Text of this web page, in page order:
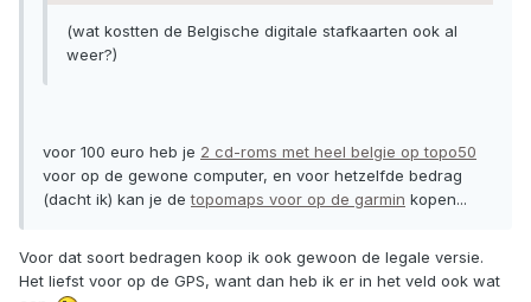
(wat kostten de Belgische digitale stafkaarten ook al
weer?)
voor 100 euro heb je 2 cd-roms met heel belgie op topo50
voor op de gewone computer, en voor hetzelfde bedrag
(dacht ik) kan je detopomaps voor op de garmin kopen...
Voor dat soort bedragen koop ik ook gewoon de legale versie.
Het liefst voor op de GPS, want dan heb ik er in het veld ook wat